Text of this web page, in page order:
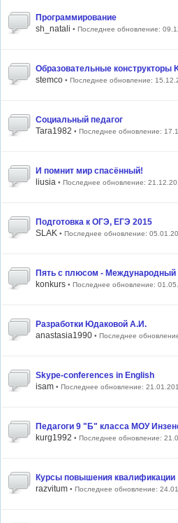
Программирование
sh_natali • Последнее обновление:
Образовательные конструкторы
stemco • Последнее обновление:
Социальный педагог
Tara1982 • Последнее обновление:
И помнит мир спасённый!
liusia • Последнее обновление:
Подготовка к ОГЭ, ЕГЭ 2015
SLAK • Последнее обновление:
Пять с плюсом - Международный
konkurs • Последнее обновление:
Разработки Юдаковой А.И.
anastasia1990 • Последнее
Skype-conferences in English
isam • Последнее обновление:
Педагоги 9 "Б" класса МОУ
kurg1992 • Последнее обновление:
Курсы повышения квалификации
razvitum • Последнее обновление: